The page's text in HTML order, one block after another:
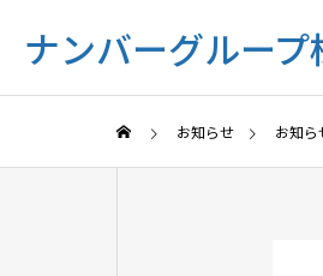
ナンバーグルー
お知らせ お知ら